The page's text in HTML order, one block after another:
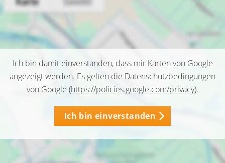
Ich bin damit einverstanden, dass mir Karten von Google
angezeigt werden. Es gelten die Datenschutzbedingungen
von Google (https://policies.google.com/privacy).
Ich bin einverstanden